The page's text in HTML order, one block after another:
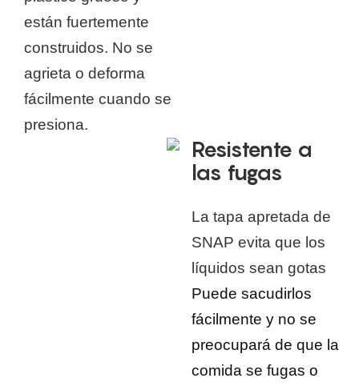
están fuertemente
construidos. No se
agrieta o deforma
fácilmente cuando se
presiona.
Resistente a
las fugas
La tapa apretada de
SNAP evita que los
líquidos sean gotas
Puede sacudirlos
fácilmente y no se
preocupará de que la
comida se fugas o